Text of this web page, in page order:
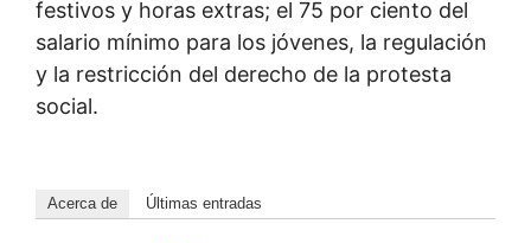
festivos y horas extras; el 75 por ciento del
salario mínimo para los jóvenes, la regulación
y la restricción del derecho de la protesta
social.
Acerca de Últimas entradas